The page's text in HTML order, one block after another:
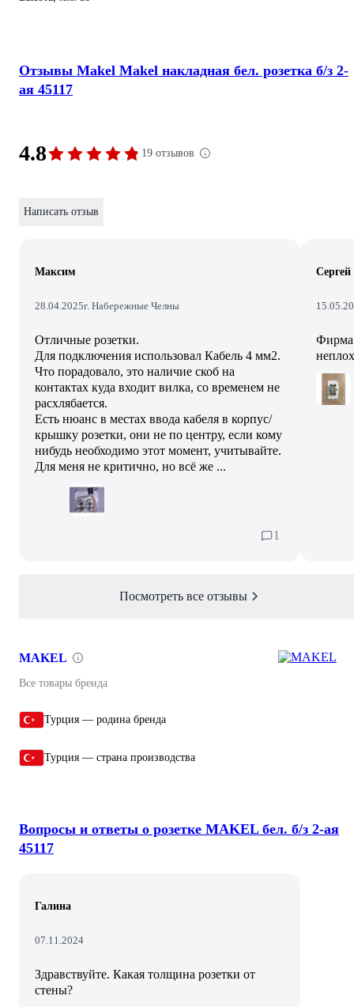
Отзывы Makel Makel накладная бел. розетка б/з 2-
ая 45117
4.8 19 отзывов
Написать отзыв
Максим
28.04.2025г. Набережные Челны
Отличные розетки.
Для подключения использовал Кабель 4 мм2.
Что порадовало, это наличие скоб на
контактах куда входит вилка, со временем не
расхлябается.
Есть нюанс в местах ввода кабеля в корпус/
крышку розетки, они не по центру, если кому
нибудь необходимо этот момент, учитывайте.
Для меня не критично, но всё же ...
1
Фирма
Посмотреть все отзывы
MAKEL
Все товары бренда
Турция — родина бренда
Турция — страна производства
Вопросы и ответы о розетке MAKEL бел. б/з 2-ая
45117
Галина
07.11.2024
Здравствуйте. Какая толщина розетки от
стены?